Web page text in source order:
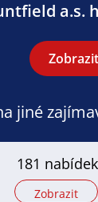
a.s.
jiné
181 nabídek
Zobrazit